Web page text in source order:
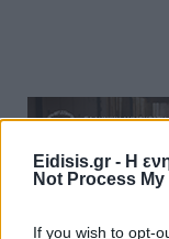
Eidisis.gr - Η
Not Process
If you wish to opt-